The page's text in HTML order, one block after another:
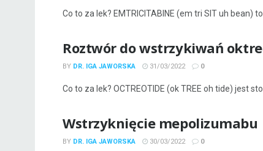
Co to za lek? EMTRICITABINE (em tri SIT uh bean)
Roztwór do wstrzykiwań
BY DR. IGA JAWORSKA 31/03/2022 0
Co to za lek? OCTREOTIDE (ok TREE oh tide) jest
Wstrzyknięcie mepolizumabu
BY DR. IGA JAWORSKA 30/03/2022 0